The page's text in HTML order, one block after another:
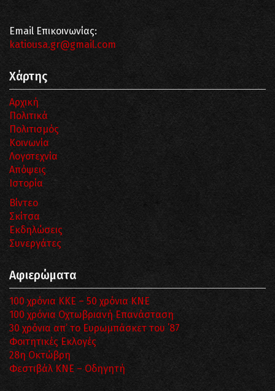
Email Επικοινωνίας:
katiousa.gr@gmail.com
Χάρτης
Αρχική
Πολιτικά
Πολιτισμός
Κοινωνία
Λογοτεχνία
Απόψεις
Ιστορία
Βίντεο
Σκίτσα
Εκδηλώσεις
Συνεργάτες
Αφιερώματα
100 χρόνια ΚΚΕ – 50 χρόνια ΚΝΕ
100 χρόνια Οχτωβριανή Επανάσταση
30 χρόνια απ’ το Ευρωμπάσκετ του ΄87
Φοιτητικές Εκλογές
28η Οκτώβρη
Φεστιβάλ ΚΝΕ – Οδηγητή